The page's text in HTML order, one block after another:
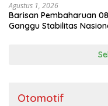
Agustus 1, 2026
Barisan Pembaharuan
Ganggu Stabilitas
Otomotif